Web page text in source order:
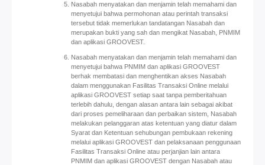
Nasabah menyatakan dan menjamin telah memahami dan
menyetujui bahwa permohonan atau perintah transaksi
tersebut tidak memerlukan tandatangan Nasabah dan
merupakan bukti yang sah dan mengikat Nasabah, PNMIM
dan aplikasi GROOVEST.
Nasabah menyatakan dan menjamin telah memahami dan
menyetujui bahwa PNMIM dan aplikasi GROOVEST
berhak membatasi dan menghentikan akses Nasabah
dalam menggunakan Fasilitas Transaksi Online melalui
aplikasi GROOVEST setiap saat tanpa pemberitahuan
terlebih dahulu, dengan alasan antara lain sebagai akibat
dari proses pemeliharaan dan perbaikan sistem, Nasabah
melakukan pelanggaran atas ketentuan yang diatur dalam
Syarat dan Ketentuan sehubungan pembukaan rekening
melalui aplikasi GROOVEST dan pelaksanaan penggunaan
Fasilitas Transaksi Online atau perjanjian lain antara
PNMIM dan aplikasi GROOVEST dengan Nasabah atau